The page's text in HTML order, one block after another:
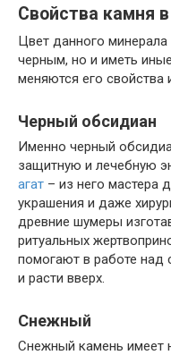
Свойства камня
Цвет данного
черным, но и иметь
меняются его свойства
Черный обсидиан
Именно черный
защитную и лечебную
агат – из него мастера
украшения и даже
древние шумеры
ритуальных
помогают в работе над
и расти вверх.
Снежный
Снежный камень имеет